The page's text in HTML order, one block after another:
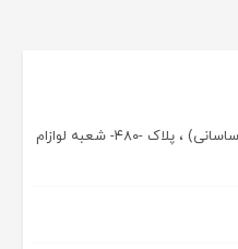
شهر کرج، خیابان شهید صدوقی (ساسانی) ، پلاک -۴۸۰- شعبه لوازام